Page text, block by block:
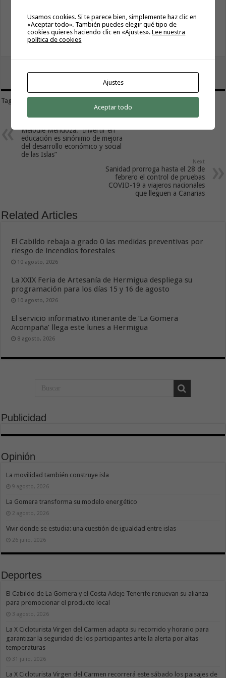
https://twiter.com/interior_viaje
https://www.instagram.com/viaje_interior_oficial/
Tags
Melodie Mendoza: “Invertir en
educación es sinónimo de mejora
del desarrollo económico y social
de las Islas”
Next
Sanidad prorroga hasta el 28 de
febrero el control de pruebas
COVID-19 a viajeros nacionales
que lleguen a Canarias
Related Articles
El Cabildo rebaja a grado 0 las medidas preventivas por
riesgo de incendios forestales
10 agosto, 2026
La XXIX Feria de Artesanía de Hermigua despliega su
programación para los días 15 y 16 de agosto
10 agosto, 2026
El servicio informativo itinerante de ‘La Gomera
Acompaña’ llega este lunes a Hermigua
8 agosto, 2026
Publicidad
Opinión
La movilidad también construye isla
9 agosto, 2026
La Gomera transforma su modelo energético
2 agosto, 2026
Vivir donde se estudia: una cuestión de igualdad entre islas
26 julio, 2026
Deportes
El Cabildo de La Gomera y el Costa Adeje Tenerife renuevan su alianza
para promocionar el producto local
3 agosto, 2026
La X Cicloturista Virgen del Carmen adapta su recorrido y horario para
garantizar la seguridad de los participantes ante la alerta por altas
temperaturas
31 julio, 2026
La X Cicloturista Virgen del Carmen recorrerá este sábado los paisajes de
Usamos cookies. Si te parece bien, simplemente haz clic en
«Aceptar todo». También puedes elegir qué tipo de
cookies quieres haciendo clic en «Ajustes».Lee nuestra
política de cookies
Ajustes
Aceptar todo